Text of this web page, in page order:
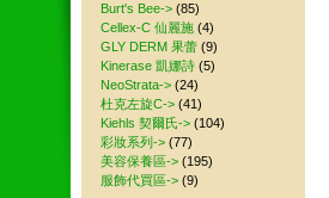
Burt's Bee-> (85)
Cellex-C 仙麗施 (4)
GLY DERM 果蕾 (9)
Kinerase 凱娜詩 (5)
NeoStrata-> (24)
杜克左旋C-> (41)
Kiehls 契爾氏-> (104)
彩妝系列-> (77)
美容保養區-> (195)
服飾代買區-> (9)